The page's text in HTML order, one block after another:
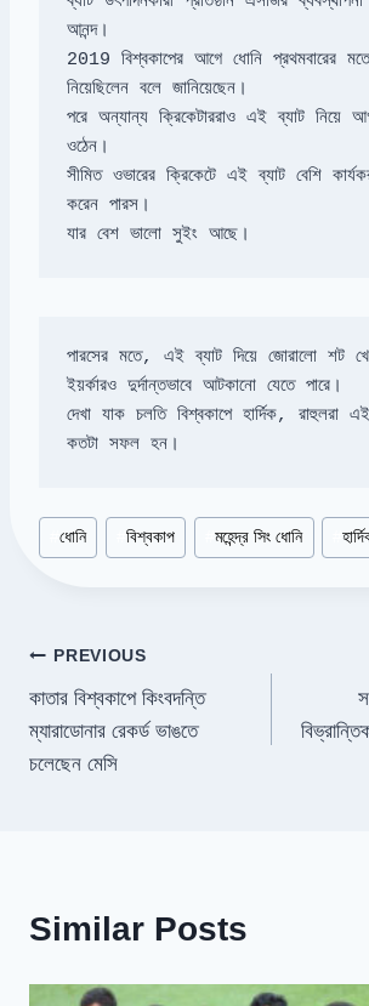
2019 বিশ্বকাপের আগে ধোনি প্রথমবারের
পরে অন্যান্য ক্রিকেটাররাও এই ব্যাট নিয়ে
সীমিত ওভারের ক্রিকেটে এই ব্যাট বেশি
যার বেশ ভালো সুইং আছে।
পারসের মতে, এই ব্যাট দিয়ে জোরালো শট
দেখা যাক চলতি বিশ্বকাপে হার্দিক, রাহুলরা
কতটা সফল হন।
Post
Tags:
#ধোনি #বিশ্বকাপ #মহেন্দ্র সিং ধোনি #
Post
navigation
PREVIOUS
কাতার বিশ্বকাপে কিংবদন্তি
ম্যারাডোনার রেকর্ড ভাঙতে
চলেছেন মেসি
Similar Posts